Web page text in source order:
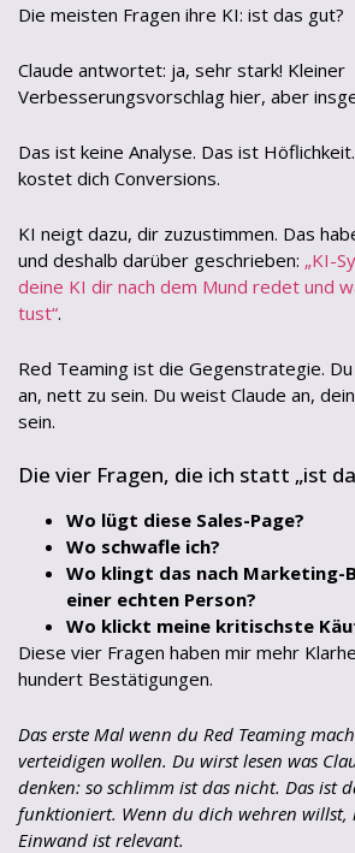
Die meisten Fragen ihre KI: ist das gut?
Claude antwortet: ja, sehr stark! Kleiner
Verbesserungsvorschlag hier, aber
Das ist keine Analyse. Das ist
kostet dich Conversions.
KI neigt dazu, dir zuzustimmen. Das
und deshalb darüber geschrieben: „KI-
deine KI dir nach dem Mund redet und
tust“.
Red Teaming ist die Gegenstrategie.
an, nett zu sein. Du weist Claude an,
sein.
Die vier Fragen, die ich statt „ist
Wo lügt diese Sales-Page?
Wo schwafle ich?
Wo klingt das nach
einer echten Person?
Wo klickt meine kritischste
Diese vier Fragen haben mir mehr
hundert Bestätigungen.
Das erste Mal wenn du Red Teaming
verteidigen wollen. Du wirst lesen was
denken: so schlimm ist das nicht. Das ist
funktioniert. Wenn du dich wehren willst,
Einwand ist relevant.